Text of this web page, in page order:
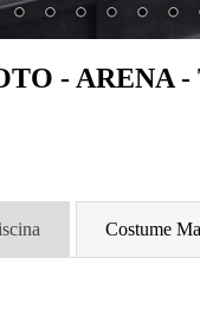
- ARENA
Costume